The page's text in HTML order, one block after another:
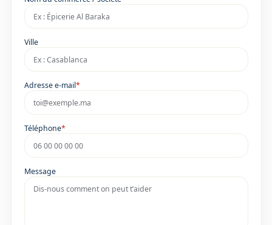
Ville
Adresse e-mail*
Téléphone*
Message